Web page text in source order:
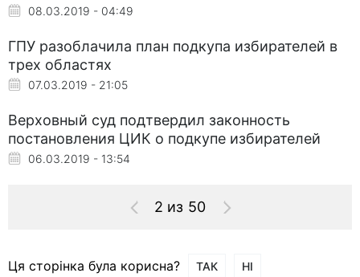
08.03.2019 - 04:49
ГПУ разоблачила план подкупа избирателей в
трех областях
07.03.2019 - 21:05
Верховный суд подтвердил законность
постановления ЦИК о подкупе избирателей
06.03.2019 - 13:54
2 из 50
Ця сторінка була корисна? ТАК НІ